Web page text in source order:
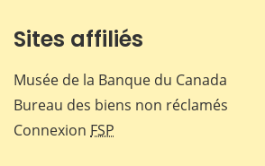
Sites affiliés
Musée de la Banque du Canada
Bureau des biens non réclamés
Connexion FSP